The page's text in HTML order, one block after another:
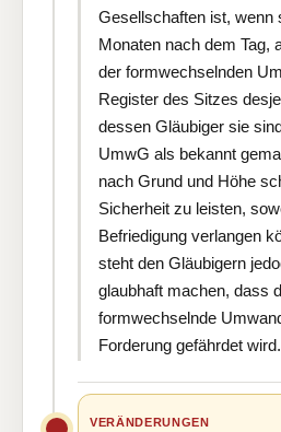
Gesellschaften ist, wenn
Monaten nach dem Tag,
der formwechselnden
Register des Sitzes
dessen Gläubiger sie
UmwG als bekannt
nach Grund und Höhe
Sicherheit zu leisten,
Befriedigung verlangen
steht den Gläubigern
glaubhaft machen, dass
formwechselnde
Forderung gefährdet wird.
VERÄNDERUNGEN